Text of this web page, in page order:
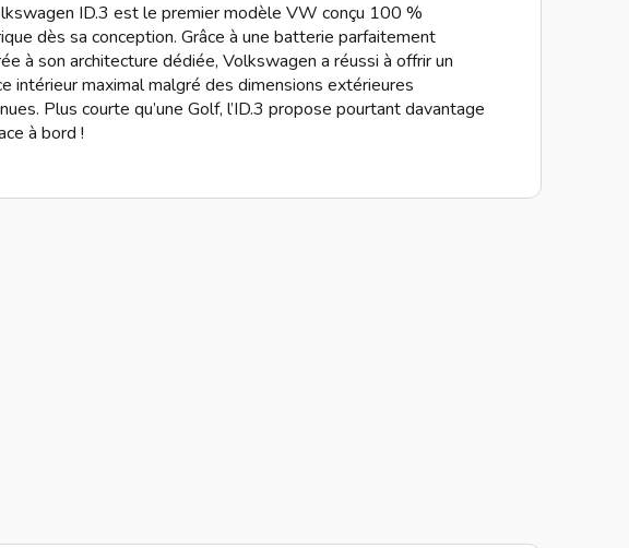
ID.3 est le premier modèle VW conçu 100 %
dès sa conception. Grâce à une batterie parfaitement
à son architecture dédiée, Volkswagen a réussi à offrir un
intérieur maximal malgré des dimensions extérieures
Plus courte qu’une Golf, l’ID.3 propose pourtant davantage
à bord !